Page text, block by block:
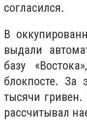
согласился.
В
выдали
базу
блокпосте. За
тысячи
рассчитывал